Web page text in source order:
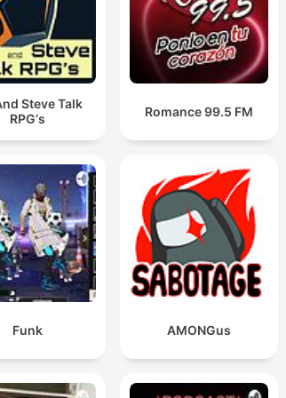
Steve Talk
RPG‘s
Romance 99.5 FM
Funk AMONGus